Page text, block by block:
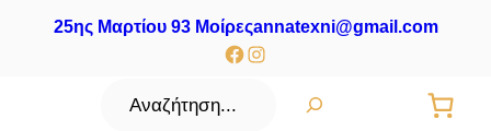
25ης Μαρτίου 93 Μοίρεςannatexni@gmail.com
Facebook
Instagram
Αναζήτηση